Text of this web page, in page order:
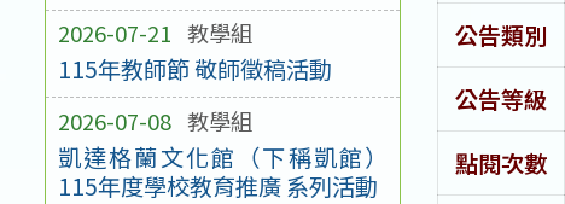
2026-07-21 教學組
115年教師節 敬師徵稿活動
2026-07-08 教學組
凱達格蘭文化館（下稱凱館）
115年度學校教育推廣 系列活動
公告類別
公告等級
點閱次數